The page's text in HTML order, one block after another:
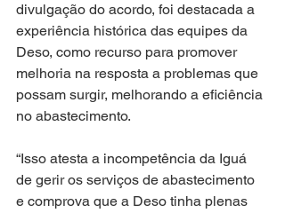
divulgação do acordo, foi destacada a
experiência histórica das equipes da
Deso, como recurso para promover
melhoria na resposta a problemas que
possam surgir, melhorando a eficiência
no abastecimento.
“Isso atesta a incompetência da Iguá
de gerir os serviços de abastecimento
e comprova que a Deso tinha plenas